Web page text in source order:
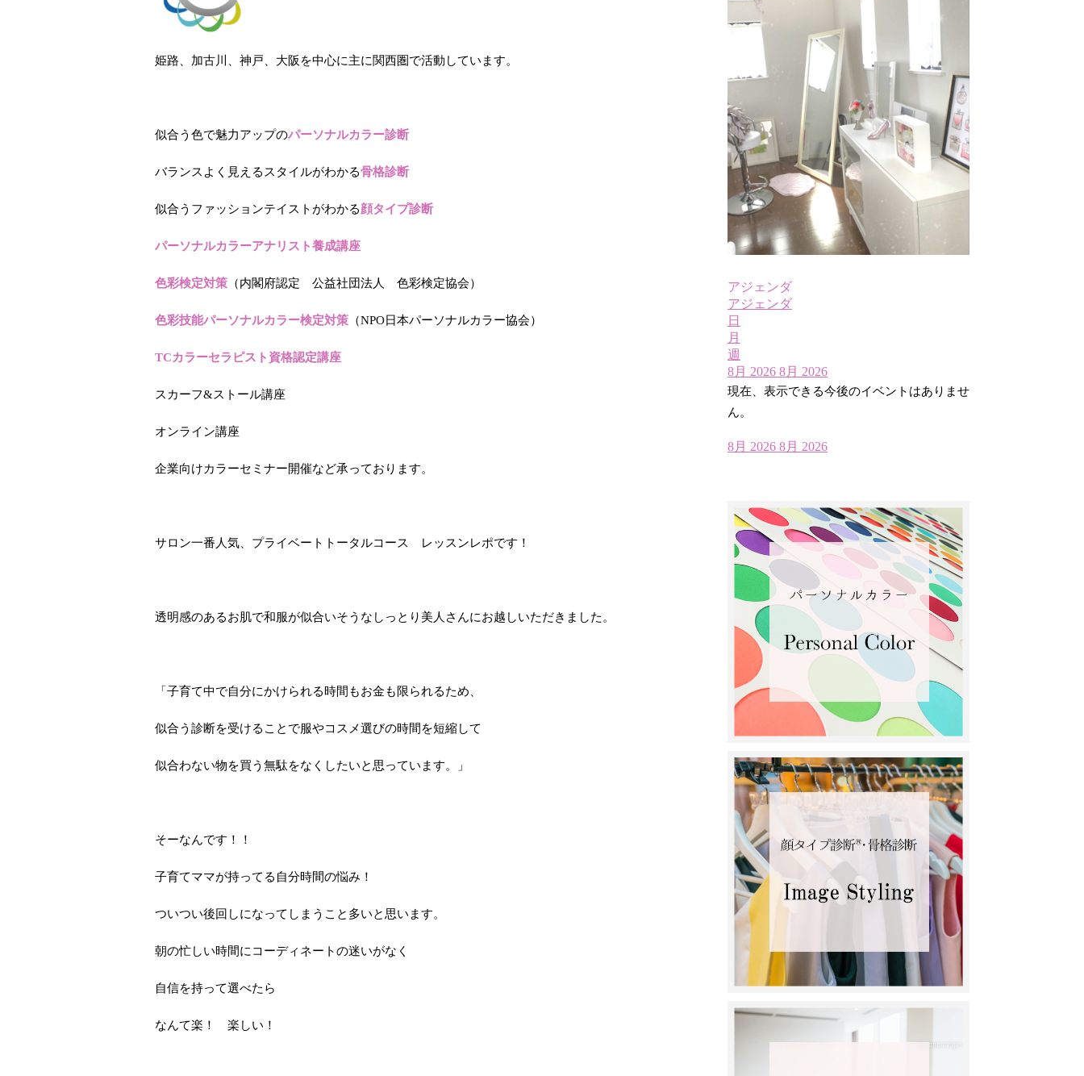
姫路、加古川、神戸、大阪を中心に主に関西圏で活動しています。
似合う色で魅力アップのパーソナルカラー診断
バランスよく見えるスタイルがわかる骨格診断
似合うファッションテイストがわかる顔タイプ診断
パーソナルカラーアナリスト養成講座
色彩検定対策 （内閣府認定 公益社団法人 色彩検定協会）
色彩技能パーソナルカラー検定対策 （NPO日本パーソナルカラー協会）
TCカラーセラピスト資格認定講座
スカーフ&ストール講座
オンライン講座
企業向けカラーセミナー開催など承っております。
サロン一番人気、プライベートトータルコース レッスンレポです！
透明感のあるお肌で和服が似合いそうなしっとり美人さんにお越しいただきました。
「子育て中で自分にかけられる時間もお金も限られるため、
似合う診断を受けることで服やコスメ選びの時間を短縮して
似合わない物を買う無駄をなくしたいと思っています。」
そーなんです！！
子育てママが持ってる自分時間の悩み！
ついつい後回しになってしまうこと多いと思います。
朝の忙しい時間にコーディネートの迷いがなく
自信を持って選べたら
なんて楽！ 楽しい！
アジェンダ
アジェンダ
日
月
週
8月 2026 8月 2026
現在、表示できる今後のイベントはありませ
ん。
8月 2026 8月 2026